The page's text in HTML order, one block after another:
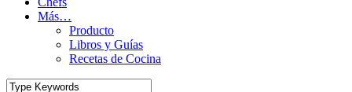
Más…
Producto
Libros y Guías
Recetas de Cocina